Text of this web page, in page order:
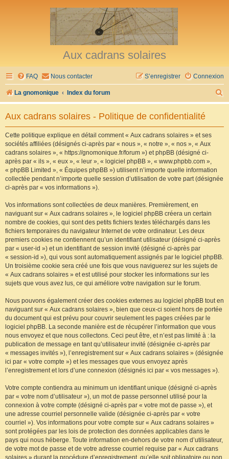
Aux cadrans solaires
FAQ Nous contacter Connexion
S’enregistrer
La gnomonique Index du forum
e
Aux cadrans solaires - Politique de confidentialité
Cette politique explique en détail comment « Aux cadrans solaires » et ses
sociétés affiliées (désignés ci-après par « nous », « notre », « nos », « Aux
cadrans solaires », « https://gnomonique.fr/forum ») et phpBB (désigné ci-
après par « ils », « eux », « leur », « logiciel phpBB », « www.phpbb.com »,
« phpBB Limited », « Équipes phpBB ») utilisent n’importe quelle information
collectée pendant n’importe quelle session d’utilisation de votre part (désignée
ci-après par « vos informations »).
Vos informations sont collectées de deux manières. Premièrement, en
naviguant sur « Aux cadrans solaires », le logiciel phpBB créera un certain
nombre de cookies, qui sont des petits fichiers textes téléchargés dans les
fichiers temporaires du navigateur Internet de votre ordinateur. Les deux
premiers cookies ne contiennent qu’un identifiant utilisateur (désigné ci-après
par « user-id ») et un identifiant de session invité (désigné ci-après par
« session-id »), qui vous sont automatiquement assignés par le logiciel phpBB.
Un troisième cookie sera créé une fois que vous naviguerez sur les sujets de
« Aux cadrans solaires » et est utilisé pour stocker les informations sur les
sujets que vous avez lus, ce qui améliore votre navigation sur le forum.
Nous pouvons également créer des cookies externes au logiciel phpBB tout en
naviguant sur « Aux cadrans solaires », bien que ceux-ci soient hors de portée
du document qui est prévu pour couvrir seulement les pages créées par le
logiciel phpBB. La seconde manière est de récupérer l’information que vous
nous envoyez et que nous collectons. Ceci peut être, et n’est pas limité à : la
publication de message en tant qu’utilisateur invité (désignée ci-après par
« messages invités »), l’enregistrement sur « Aux cadrans solaires » (désignée
ici par « votre compte ») et les messages que vous envoyez après
l’enregistrement et lors d’une connexion (désignés ici par « vos messages »).
Votre compte contiendra au minimum un identifiant unique (désigné ci-après
par « votre nom d’utilisateur »), un mot de passe personnel utilisé pour la
connexion à votre compte (désigné ci-après par « votre mot de passe »), et
une adresse courriel personnelle valide (désignée ci-après par « votre
courriel »). Vos informations pour votre compte sur « Aux cadrans solaires »
sont protégées par les lois de protection des données applicables dans le
pays qui nous héberge. Toute information en-dehors de votre nom d’utilisateur,
de votre mot de passe et de votre adresse courriel requise par « Aux cadrans